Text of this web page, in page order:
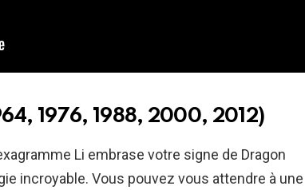
1976, 1988, 2000, 2012)
Li embrase votre signe de Dragon
incroyable. Vous pouvez vous attendre à une